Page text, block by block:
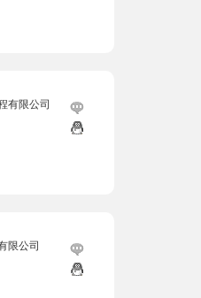
有限公司
限公司